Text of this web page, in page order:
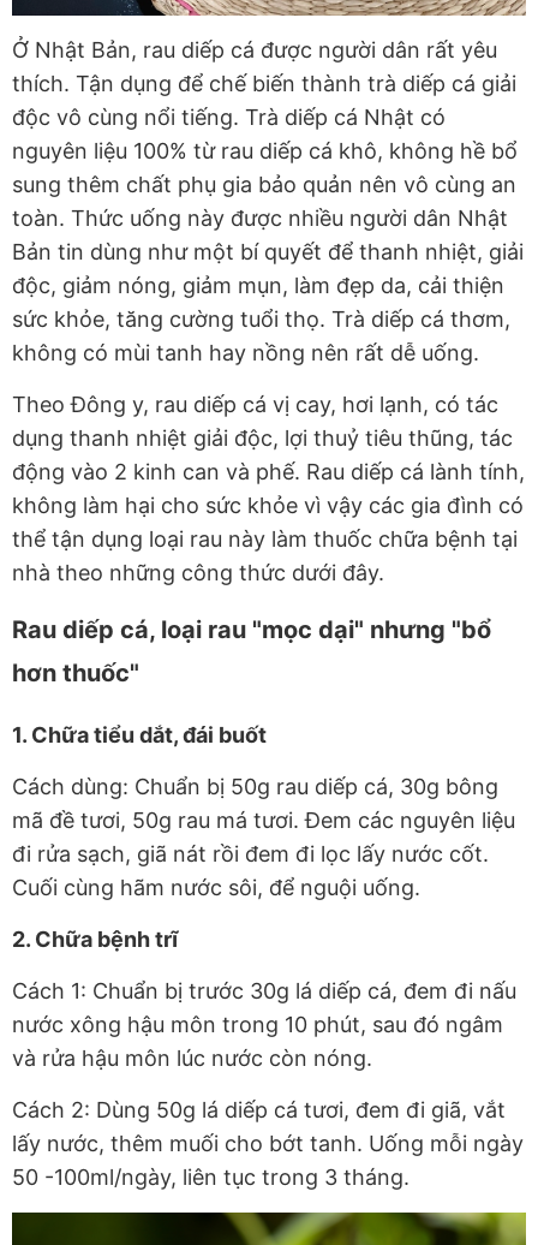
Ở Nhật Bản, rau diếp cá được người dân rất yêu
thích. Tận dụng để chế biến thành trà diếp cá giải
độc vô cùng nổi tiếng. Trà diếp cá Nhật có
nguyên liệu 100% từ rau diếp cá khô, không hề bổ
sung thêm chất phụ gia bảo quản nên vô cùng an
toàn. Thức uống này được nhiều người dân Nhật
Bản tin dùng như một bí quyết để thanh nhiệt, giải
độc, giảm nóng, giảm mụn, làm đẹp da, cải thiện
sức khỏe, tăng cường tuổi thọ. Trà diếp cá thơm,
không có mùi tanh hay nồng nên rất dễ uống.
Theo Đông y, rau diếp cá vị cay, hơi lạnh, có tác
dụng thanh nhiệt giải độc, lợi thuỷ tiêu thũng, tác
động vào 2 kinh can và phế. Rau diếp cá lành tính,
không làm hại cho sức khỏe vì vậy các gia đình có
thể tận dụng loại rau này làm thuốc chữa bệnh tại
nhà theo những công thức dưới đây.
Rau diếp cá, loại rau "mọc dại" nhưng "bổ
hơn thuốc"
1. Chữa tiểu dắt, đái buốt
Cách dùng: Chuẩn bị 50g rau diếp cá, 30g bông
mã đề tươi, 50g rau má tươi. Đem các nguyên liệu
đi rửa sạch, giã nát rồi đem đi lọc lấy nước cốt.
Cuối cùng hãm nước sôi, để nguội uống.
2. Chữa bệnh trĩ
Cách 1: Chuẩn bị trước 30g lá diếp cá, đem đi nấu
nước xông hậu môn trong 10 phút, sau đó ngâm
và rửa hậu môn lúc nước còn nóng.
Cách 2: Dùng 50g lá diếp cá tươi, đem đi giã, vắt
lấy nước, thêm muối cho bớt tanh. Uống mỗi ngày
50 -100ml/ngày, liên tục trong 3 tháng.